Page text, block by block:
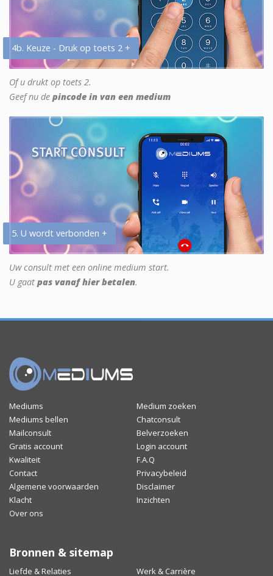
4b. Keuze - Druk op toets 2 +
Of u drukt op toets 2.
Geef nu de pincode in van een medium
5. U wordt verbonden +
Uw consult met een online medium start.
U gaat pas vanaf hier betalen.
Mediums
Medium zoeken
Mediums bellen
Chatconsult
Mailconsult
Belverzoeken
Gratis account
Login account
Kwaliteit
F.A.Q
Contact
Privacybeleid
Algemene voorwaarden
Disclaimer
Klacht
Inzichten
Over ons
Bronnen & sitemap
Liefde & Relaties Werk & Carrière